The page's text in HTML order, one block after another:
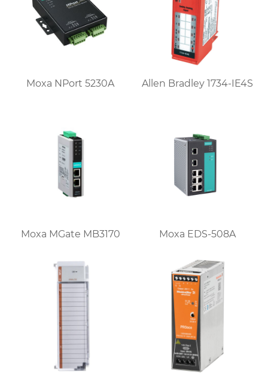
Moxa NPort 5230A Allen Bradley 1734-IE4S
Moxa MGate MB3170 Moxa EDS-508A